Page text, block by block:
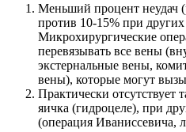
Меньший процент неудач
против 10-15% при
Микрохирургические
перевязывать все вены
экстернальные вены,
вены), которые могут
Практически отсутствует
яичка (гидроцеле), при
(операция Иваниссевича,